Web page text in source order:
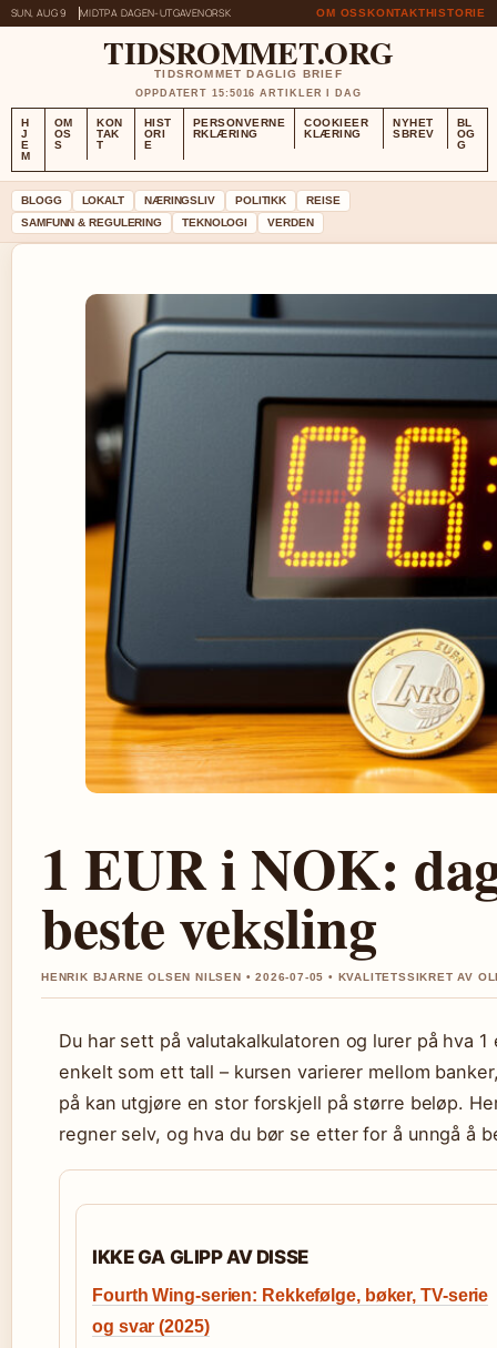
SUN, AUG 9 MIDTPA DAGEN-UTGAVENORSK OM OSSKONTAKTHISTORIE
TIDSROMMET.ORG
TIDSROMMET DAGLIG BRIEF
OPPDATERT 15:5016 ARTIKLER I DAG
H
J
E
M
OM
OS
S
KON
TAK
T
HIST
ORI
E
PERSONVERNE
RKLÆRING
COOKIEER
KLÆRING
NYHET
SBREV
BL
OG
G
BLOGG LOKALT NÆRINGSLIV POLITIKK
REISE
SAMFUNN & REGULERING
TEKNOLOGI VERDEN
1 EUR i NOK:
beste veksling
HENRIK BJARNE OLSEN NILSEN • 2026-07-05 • KVALITETSSIKRET AV
Du har sett på valutakalkulatoren og lurer på hva
enkelt som ett tall – kursen varierer mellom
på kan utgjøre en stor forskjell på større beløp.
regner selv, og hva du bør se etter for å unngå å
IKKE GA GLIPP AV DISSE
Fourth Wing-serien: Rekkefølge, bøker, TV-serie
og svar (2025)